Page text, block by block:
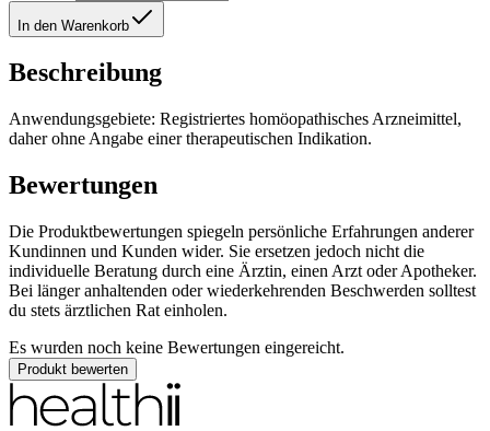
In den Warenkorb
Beschreibung
Anwendungsgebiete: Registriertes homöopathisches Arzneimittel,
daher ohne Angabe einer therapeutischen Indikation.
Bewertungen
Die Produktbewertungen spiegeln persönliche Erfahrungen anderer
Kundinnen und Kunden wider. Sie ersetzen jedoch nicht die
individuelle Beratung durch eine Ärztin, einen Arzt oder Apotheker.
Bei länger anhaltenden oder wiederkehrenden Beschwerden solltest
du stets ärztlichen Rat einholen.
Es wurden noch keine Bewertungen eingereicht.
Produkt bewerten